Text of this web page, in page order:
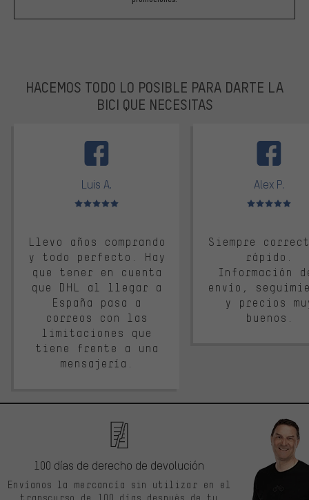
HACEMOS TODO LO POSIBLE PARA DARTE LA
BICI QUE NECESITAS
Luis A.
Valoración media: 5 de 5
Llevo años comprando
y todo perfecto. Hay
que tener en cuenta
que DHL al llegar a
España pasa a
correos con las
limitaciones que
tiene frente a una
mensajería.
Alex P.
Valoración
Siempre
rápido.
Información
envío,
y precios
buenos.
100 días de derecho de devolución
Envíanos la mercancía sin utilizar en el